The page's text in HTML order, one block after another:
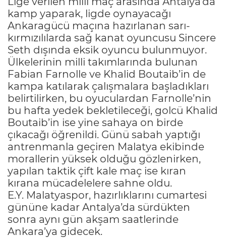
kamp yaparak, ligde oynayacağı
Ankaragücü maçına hazırlanan sarı-
kırmızılılarda sağ kanat oyuncusu Sincere
Seth dışında eksik oyuncu bulunmuyor.
Ülkelerinin milli takımlarında bulunan
Fabian Farnolle ve Khalid Boutaib’in de
kampa katılarak çalışmalara başladıkları
belirtilirken, bu oyuculardan Farnolle’nin
bu hafta yedek bekletileceği, golcü Khalid
Boutaib’in ise yine sahaya on birde
çıkacağı öğrenildi. Günü sabah yaptığı
antrenmanla geçiren Malatya ekibinde
morallerin yüksek olduğu gözlenirken,
yapılan taktik çift kale maç ise kıran
kırana mücadelelere sahne oldu.
E.Y. Malatyaspor, hazırlıklarını cumartesi
gününe kadar Antalya’da sürdükten
sonra aynı gün akşam saatlerinde
Ankara’ya gidecek.